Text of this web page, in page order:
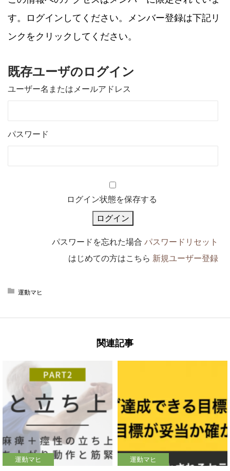
す。ログインしてください。メンバー登録は下記リ
ンクをクリックしてください。
既存ユーザのログイン
ユーザー名またはメールアドレス
パスワード
ログイン状態を保存する
パスワードを忘れた場合 パスワードリセット
はじめての方はこちら 新規ユーザー登録
運動マヒ
関連記事
運動マヒ 運動マヒ